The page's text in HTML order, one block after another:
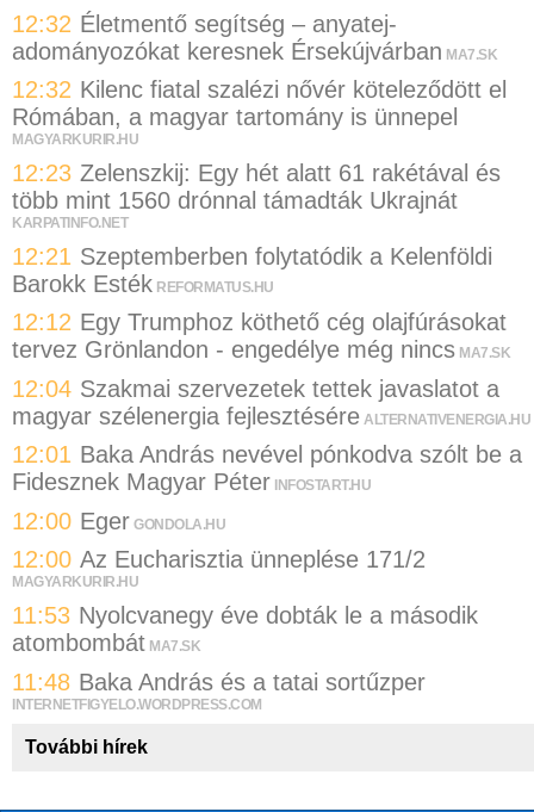
12:32 Életmentő segítség – anyatej-
adományozókat keresnek Érsekújvárban MA7.SK
12:32 Kilenc fiatal szalézi nővér köteleződött el
Rómában, a magyar tartomány is ünnepel
MAGYARKURIR.HU
12:23 Zelenszkij: Egy hét alatt 61 rakétával és
több mint 1560 drónnal támadták Ukrajnát
KARPATINFO.NET
12:21 Szeptemberben folytatódik a Kelenföldi
Barokk Esték REFORMATUS.HU
12:12 Egy Trumphoz köthető cég olajfúrásokat
tervez Grönlandon - engedélye még nincs MA7.SK
12:04 Szakmai szervezetek tettek javaslatot a
magyar szélenergia fejlesztésére ALTERNATIVENERGIA.HU
12:01 Baka András nevével pónkodva szólt be a
Fidesznek Magyar Péter INFOSTART.HU
12:00 Eger GONDOLA.HU
12:00 Az Eucharisztia ünneplése 171/2
MAGYARKURIR.HU
11:53 Nyolcvanegy éve dobták le a második
atombombát MA7.SK
11:48 Baka András és a tatai sortűzper
INTERNETFIGYELO.WORDPRESS.COM
További hírek